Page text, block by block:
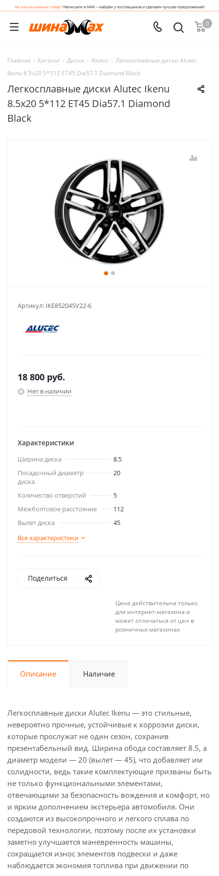
0
Главная - Каталог - Диски - Alutec - Легкосплавные диски Alutec
Ikenu 8.5x20 5*112 ET45 Dia57.1 Diamond Black
Легкосплавные диски Alutec Ikenu
8.5x20 5*112 ET45 Dia57.1 Diamond
Black
Артикул: IKE852045V22-6
18 800 руб.
Нет в наличии
Характеристики
Ширина диска
8.5
Посадочный диаметр
диска
20
Количество отверстий
5
Межболтовое расстояние
112
Вылет диска
45
Все характеристики
Поделиться
Цена действительна только
для интернет-магазина и
может отличаться от цен в
розничных магазинах
Описание Наличие
Легкосплавные диски Alutec Ikenu — это стильные,
невероятно прочные, устойчивые к коррозии диски,
которые прослужат не один сезон, сохранив
презентабельный вид. Ширина обода составляет 8.5, а
диаметр модели — 20 (вылет — 45), что добавляет им
солидности, ведь такие комплектующие призваны быть
не только функциональными элементами,
отвечающими за безопасность вождения и комфорт, но
и ярким дополнением экстерьера автомобиля. Они
создаются из высокопрочного и легкого сплава по
передовой технологии, поэтому после их установки
заметно улучшается маневренность машины,
сокращается износ элементов подвески и даже
наблюдается экономия топлива при движении по